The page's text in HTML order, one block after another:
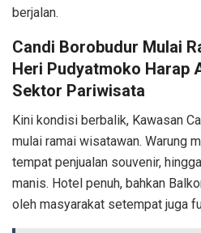
berjalan.
Candi Borobudur Mulai
Heri Pudyatmoko Harap
Sektor Pariwisata
Kini kondisi berbalik, Kawasan
mulai ramai wisatawan. Warung
tempat penjualan souvenir,
manis. Hotel penuh, bahkan
oleh masyarakat setempat juga